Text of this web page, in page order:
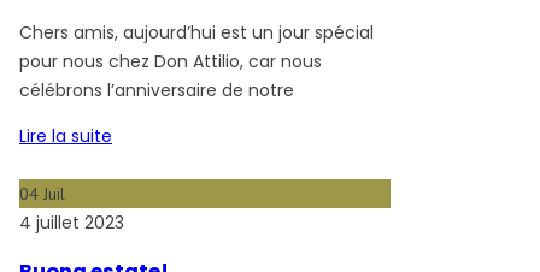
Chers amis, aujourd’hui est un jour spécial
pour nous chez Don Attilio, car nous
célébrons l’anniversaire de notre
Lire la suite
04 Juil
4 juillet 2023